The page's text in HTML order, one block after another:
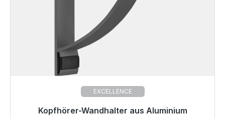
EXCELLENCE
Kopfhörer-Wandhalter aus Aluminium
Sofort versandfertig, Lieferzeit 48h*